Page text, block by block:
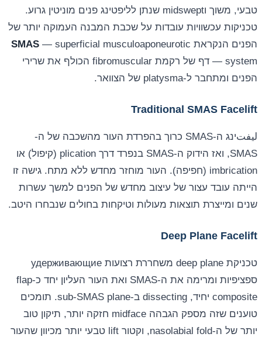
טבעי, משוך וmidswept שנתן לליפטינג פנים מוניטין גרוע.
טכניקות עכשוויות עובדות על שכבת המבנה העמוקה יותר של
הפנים הנקראת
SMAS — superficial musculoaponeurotic
system — דף של רקמת fibromuscular הכולף את שרירי
הפנים ומתחבר ל-platysma של הצוואר.
Traditional SMAS Facelift
ليفتינג ה-SMAS כרוך בהפרדת העור מהשכבה של ה-
SMAS, ואז הידוק ה-SMAS בנפרד דרך plication (קיפול) או
imbrication (חפיפה). העור מוחזר מחדש ללא מתח. גישה זו
הייתה עובד עצור של עיצוב מחדש של הפנים למשך עשרות
שנים ומייצרת תוצאות מעולות וטיקחות בחולים שנבחרו היטב.
Deep Plane Facelift
טכניקת deep plane משחררת רצועות удерживающие
ספציפיות ומרימה את ה-SMAS ואת העור העליון יחד כ-flap
composite יחיד, dissecting ב-sub-SMAS plane. תומכים
טוענים שזה מספק הגבהה midface חזקה יותר, תיקון טוב
יותר של ה-nasolabial fold, וקטור lift טבעי יותר מכיוון שהעור